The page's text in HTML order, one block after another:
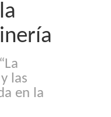
las
en la